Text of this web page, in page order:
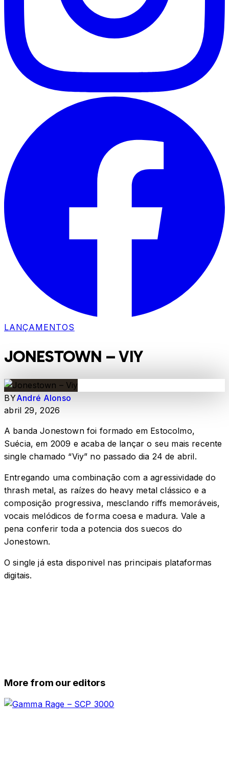
LANÇAMENTOS
JONESTOWN – VIY
BYAndré Alonso
abril 29, 2026
A banda Jonestown foi formado em Estocolmo,
Suécia, em 2009 e acaba de lançar o seu mais recente
single chamado “Viy” no passado dia 24 de abril.
Entregando uma combinação com a agressividade do
thrash metal, as raízes do heavy metal clássico e a
composição progressiva, mesclando riffs memoráveis,
vocais melódicos de forma coesa e madura. Vale a
pena conferir toda a potencia dos suecos do
Jonestown.
O single já esta disponivel nas principais plataformas
digitais.
More from our editors